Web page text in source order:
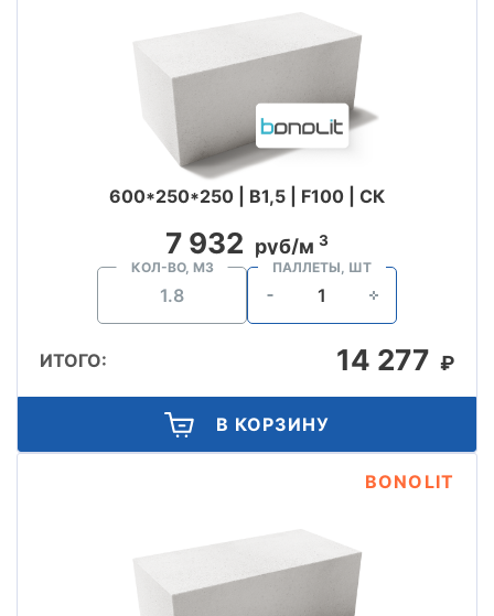
600*250*250 | B1,5 | F100 | СК
7 932 руб/м 3
КОЛ-ВО, М3 ПАЛЛЕТЫ, ШТ
ИТОГО: 14 277 ₽
В КОРЗИНУ
BONOLIT